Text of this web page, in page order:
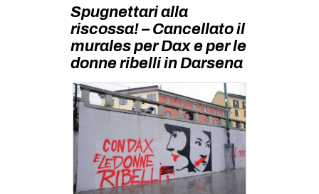
STUDENTI TSUNAMI
ZAM
MOBILITAZIONI
SPAZI
SPORT POPOLARE
MOVIMENTI
Spugnettari alla
riscossa! – Cancellato il
murales per Dax e per le
donne ribelli in Darsena